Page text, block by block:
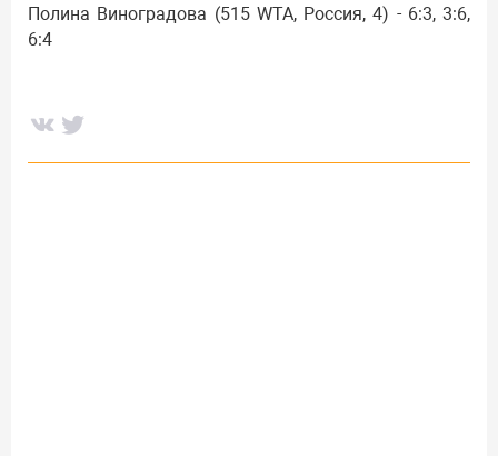
Полина Виноградова (515 WTA, Россия, 4) - 6:3, 3:6,
6:4